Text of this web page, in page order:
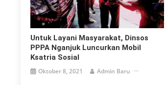
Untuk Layani Masyarakat, Dinsos
PPPA Nganjuk Luncurkan Mobil
Ksatria Sosial
Oktober 8, 2021 Admin Baru